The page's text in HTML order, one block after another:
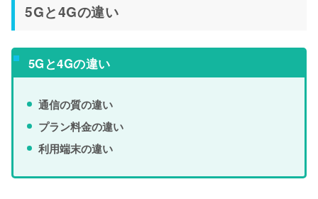
5Gと4Gの違い
5Gと4Gの違い
通信の質の違い
プラン料金の違い
利用端末の違い